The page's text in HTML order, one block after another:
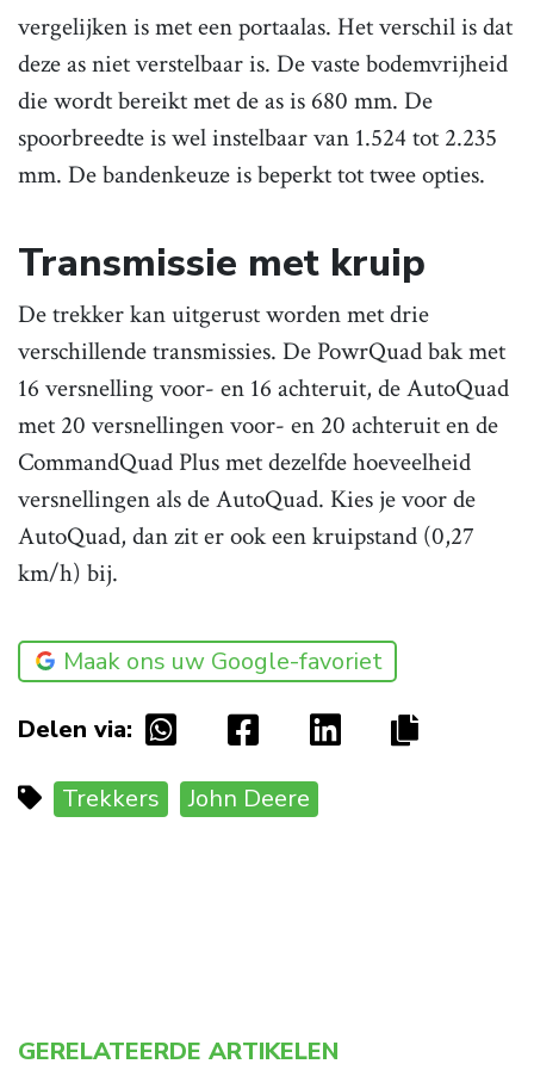
vergelijken is met een portaalas. Het verschil is dat
deze as niet verstelbaar is. De vaste bodemvrijheid
die wordt bereikt met de as is 680 mm. De
spoorbreedte is wel instelbaar van 1.524 tot 2.235
mm. De bandenkeuze is beperkt tot twee opties.
Transmissie met kruip
De trekker kan uitgerust worden met drie
verschillende transmissies. De PowrQuad bak met
16 versnelling voor- en 16 achteruit, de AutoQuad
met 20 versnellingen voor- en 20 achteruit en de
CommandQuad Plus met dezelfde hoeveelheid
versnellingen als de AutoQuad. Kies je voor de
AutoQuad, dan zit er ook een kruipstand (0,27
km/h) bij.
Maak ons uw Google-favoriet
Delen via:
Trekkers John Deere
GERELATEERDE ARTIKELEN